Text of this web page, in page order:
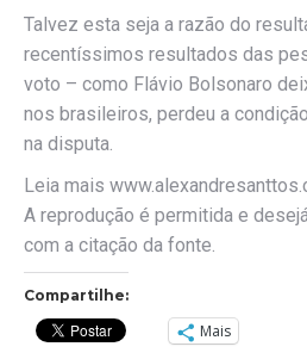
Talvez esta seja a razão do
recentíssimos resultados das
voto – como Flávio Bolsonaro
nos brasileiros, perdeu a
na disputa.
Leia mais
A reprodução é permitida e
com a citação da fonte.
Compartilhe:
Mais